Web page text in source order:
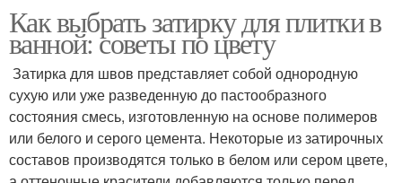
Как выбрать затирку для плитки в
ванной: советы по цвету
Затирка для швов представляет собой однородную
сухую или уже разведенную до пастообразного
состояния смесь, изготовленную на основе полимеров
или белого и серого цемента. Некоторые из затирочных
составов производятся только в белом или сером цвете,